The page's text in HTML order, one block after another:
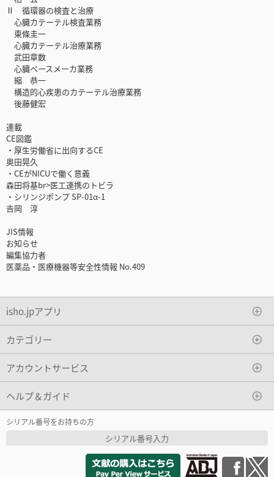
Ⅱ 循環器の検査と治療
心臓カテーテル検査業務
東條圭一
心臓カテーテル治療業務
武田章数
心臓ペースメーカ業務
縮 恭一
構造的心疾患のカテーテル治療業務
後藤健宏
連載
CE図鑑
・厚生労働省に出向するCE
奥田晃久
・CEがNICUで働く意義
森田将基br>医工連携のトビラ
・シリンジポンプ SP-01α-1
𠮷岡 淳
JIS情報
お知らせ
編集協力者
医薬品・医療機器等安全性情報 No.409
isho.jpアプリ
カテゴリー
アカウントサービス
ヘルプ＆ガイド
シリアル番号をお持ちの方
シリアル番号入力